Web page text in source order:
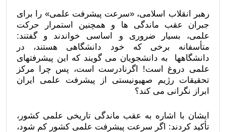
رهبر انقلاب اسلامی، «سرعت پیشرفت علمی» را برای
جبران عقب ماندگی ها و همچنین استمرار حرکت
علمی، بسیار ضروری و اساسی خواندند و گفتند:
متأسفانه برخی که خود دانشگاهی هستند، در
دانشگاهها به دانشجویان می گویند که این پیشرفتهای
علمی دروغ است! اگرنادرست است، پس چرا مرکز
تحقیقات رژیم صهیونیستی از پیشرفت علمی ایران
ابراز نگرانی می کند؟
ایشان با اشاره به عقب ماندگی تاریخی علمی کشور،
تأکید کردند: اگر سرعت پیشرفت علمی کشور کم شود،